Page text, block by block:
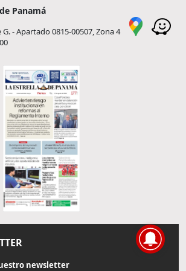
Panamá
- Apartado 0815-00507, Zona 4
newsletter